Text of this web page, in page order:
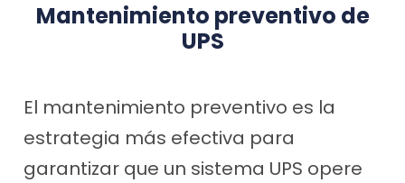
Mantenimiento preventivo de
UPS
El mantenimiento preventivo es la
estrategia más efectiva para
garantizar que un sistema UPS opere